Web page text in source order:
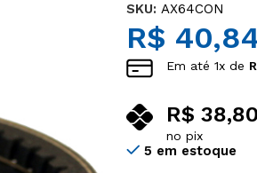
SKU:AX64CON
R$
Em até1x de
R$ 38,80
no pix
5 em estoque